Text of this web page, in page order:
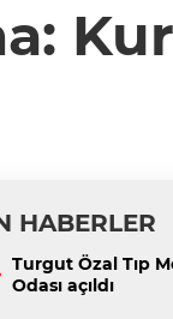
HABERLER
Turgut Özal Tıp
Odası açıldı